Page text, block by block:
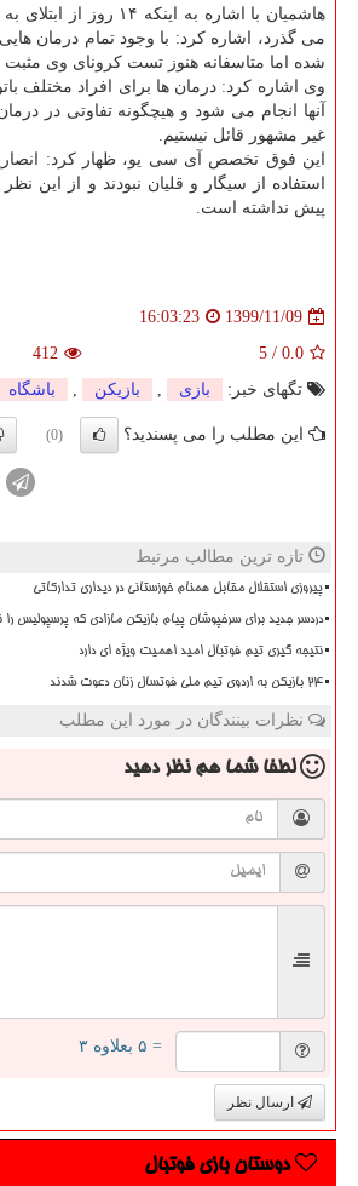
هاشمیان با اشاره به اینکه
می گذرد، اشاره کرد: با وجود تمام درمان
شده اما متاسفانه هنوز تست کرونای وی
وی اشاره کرد: درمان ها برای افراد مختلف
آنها انجام می شود و هیچگونه تفاوتی در
غیر مشهور قائل نیستیم.
این فوق تخصص آی سی یو، ظهار کرد:
استفاده از سیگار و قلیان نبودند و از این
پیش نداشته است.
1399/11/09
16:03:23
0.0
/
5
412
تگهای خبر:
بازی , بازیكن , باشگاه
این مطلب را می پسندید؟ (0)
تازه ترین مطالب مرتبط
پیروزی استقلال مقابل همنام خوزستانی در دیداری تدارکاتی
دردسر جدید برای سرخپوشان پیام بازیکن مازادی که پرسپولیس را
نتیجه گیری تیم فوتبال امید اهمیت ویژه ای دارد
۲۴ بازیکن به اردوی تیم ملی فوتسال زنان دعوت شدند
نظرات بینندگان در مورد این مطلب
لطفا شما همنظر دهید
= ۵ بعلاوه ۳
ارسال نظر
دوستان بازی فوتبال